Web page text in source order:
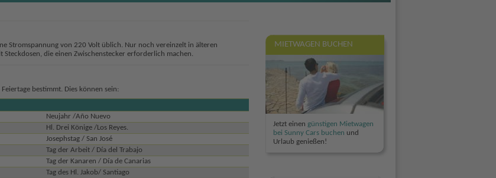
Stromspannung von 220 Volt üblich. Nur noch vereinzelt in älteren
die einen Zwischenstecker erforderlich machen.
bestimmt. Dies können sein:
Neujahr /Año Nuevo
Hl. Drei Könige /Los Reyes.
Josephstag / San José
Tag der Arbeit / Día del Trabajo
Tag der Kanaren / Día de Canarias
Tag des Hl. Jakob/ Santiago
MIETWAGEN BUCHEN
Jetzt einen günstigen Mietwagen
bei Sunny Cars buchen und
Urlaub genießen!